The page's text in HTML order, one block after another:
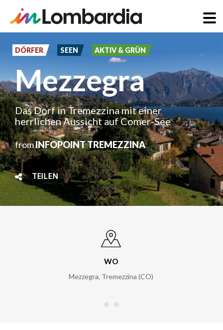
zumDÖRFER SEEN AKTIV & GRÜN
Mezzegra
Das Dorf in Tremezzina mit einer
herrlichen Aussicht auf Comer-See
fromINFOPOINT TREMEZZINA
TEILEN
WO
Mezzegra, Tremezzina (CO)